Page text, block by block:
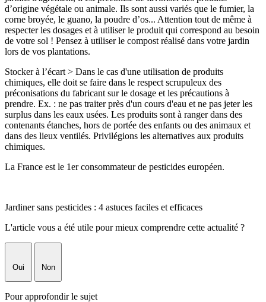
d’origine végétale ou animale. Ils sont aussi variés que le fumier, la
corne broyée, le guano, la poudre d’os... Attention tout de même à
respecter les dosages et à utiliser le produit qui correspond au besoin
de votre sol ! Pensez à utiliser le compost réalisé dans votre jardin
lors de vos plantations.
Stocker à l’écart > Dans le cas d'une utilisation de produits
chimiques, elle doit se faire dans le respect scrupuleux des
préconisations du fabricant sur le dosage et les précautions à
prendre. Ex. : ne pas traiter près d'un cours d'eau et ne pas jeter les
surplus dans les eaux usées. Les produits sont à ranger dans des
contenants étanches, hors de portée des enfants ou des animaux et
dans des lieux ventilés. Privilégions les alternatives aux produits
chimiques.
La France est le 1er consommateur de pesticides européen.
Jardiner sans pesticides : 4 astuces faciles et efficaces
L'article vous a été utile pour mieux comprendre cette actualité ?
Oui Non
Pour approfondir le sujet